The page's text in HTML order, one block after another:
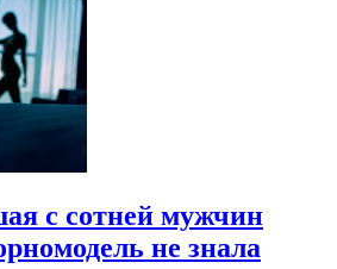
с сотней мужчин
не знала